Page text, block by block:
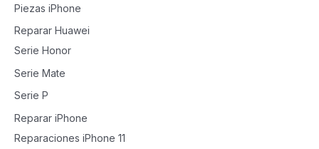
Piezas iPhone
Reparar Huawei
Serie Honor
Serie Mate
Serie P
Reparar iPhone
Reparaciones iPhone 11